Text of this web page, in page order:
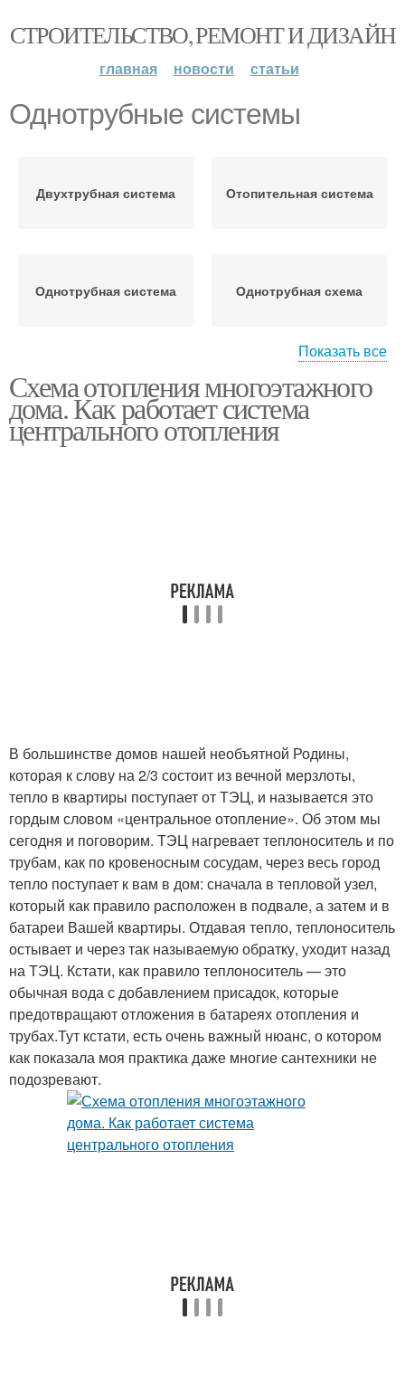
СТРОИТЕЛЬСТВО, РЕМОНТ И ДИЗАЙН
главная новости статьи
Однотрубные системы
Двухтрубная система Отопительная система
Однотрубная система Однотрубная схема
Отопительные системы Скрытая система
Показать все
Схема отопления многоэтажного
дома. Как работает система
центрального отопления
В большинстве домов нашей необъятной Родины,
которая к слову на 2/3 состоит из вечной мерзлоты,
тепло в квартиры поступает от ТЭЦ, и называется это
гордым словом «центральное отопление». Об этом мы
сегодня и поговорим. ТЭЦ нагревает теплоноситель и по
трубам, как по кровеносным сосудам, через весь город
тепло поступает к вам в дом: сначала в тепловой узел,
который как правило расположен в подвале, а затем и в
батареи Вашей квартиры. Отдавая тепло, теплоноситель
остывает и через так называемую обратку, уходит назад
на ТЭЦ. Кстати, как правило теплоноситель — это
обычная вода с добавлением присадок, которые
предотвращают отложения в батареях отопления и
трубах.Тут кстати, есть очень важный нюанс, о котором
как показала моя практика даже многие сантехники не
подозревают.